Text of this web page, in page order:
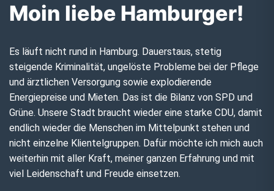
Moin liebe Hamburger!
Es läuft nicht rund in Hamburg. Dauerstaus, stetig
steigende Kriminalität, ungelöste Probleme bei der Pflege
und ärztlichen Versorgung sowie explodierende
Energiepreise und Mieten. Das ist die Bilanz von SPD und
Grüne. Unsere Stadt braucht wieder eine starke CDU, damit
endlich wieder die Menschen im Mittelpunkt stehen und
nicht einzelne Klientelgruppen. Dafür möchte ich mich auch
weiterhin mit aller Kraft, meiner ganzen Erfahrung und mit
viel Leidenschaft und Freude einsetzen.